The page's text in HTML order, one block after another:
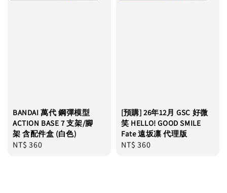
BANDAI 萬代 鋼彈模型
ACTION BASE 7 支架/腳
架 含配件盒 (白色)
Regular
NT$ 360
[預購] 26年12月 GSC 好微
笑 HELLO! GOOD SMILE
Fate 遠坂凛 代理版
Regular
NT$ 360